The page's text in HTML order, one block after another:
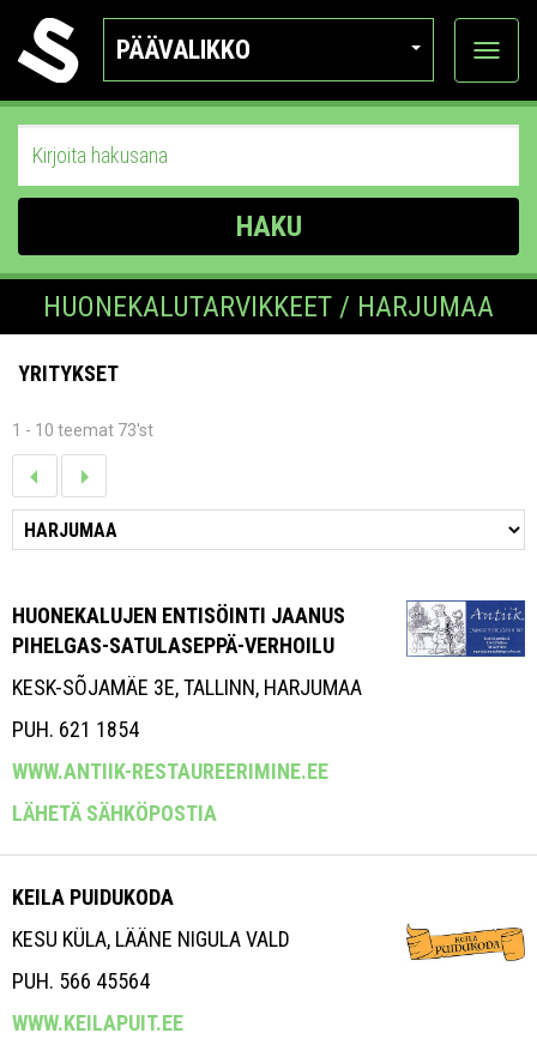
PÄÄVALIKKO
Näytä
HAKU
HUONEKALUTARVIKKEET / HARJUMAA
YRITYKSET
1 - 10 teemat 73'st
HUONEKALUJEN ENTISÖINTI JAANUS
PIHELGAS-SATULASEPPÄ-VERHOILU
KESK-SÕJAMÄE 3E, TALLINN, HARJUMAA
PUH. 621 1854
WWW.ANTIIK-RESTAUREERIMINE.EE
LÄHETÄ SÄHKÖPOSTIA
KEILA PUIDUKODA
KESU KÜLA, LÄÄNE NIGULA VALD
PUH. 566 45564
WWW.KEILAPUIT.EE